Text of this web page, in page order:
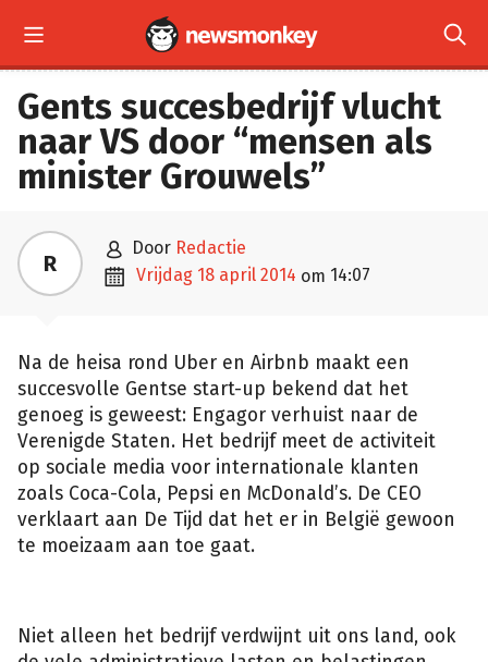
 
Gents succesbedrijf vlucht
naar VS door “mensen als
minister Grouwels”
R  door Redactie
 vrijdag 18 april 2014 om 14:07
Na de heisa rond Uber en Airbnb maakt een
succesvolle Gentse start-up bekend dat het
genoeg is geweest: Engagor verhuist naar de
Verenigde Staten. Het bedrijf meet de activiteit
op sociale media voor internationale klanten
zoals Coca-Cola, Pepsi en McDonald’s. De CEO
verklaart aan De Tijd dat het er in België gewoon
te moeizaam aan toe gaat.
Niet alleen het bedrijf verdwijnt uit ons land, ook